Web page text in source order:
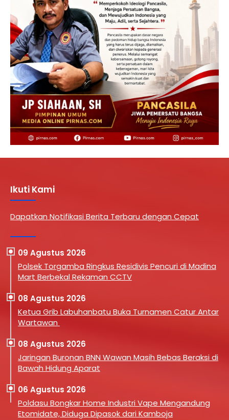
Ikuti Kami
Dapatkan Notifikasi Berita Terbaru dengan Cepat
09 Agustus 2026
Polsek Torgamba Ringkus Residivis Pencuri di Madina
Mart Berbekal Rekaman CCTV
08 Agustus 2026
Ketua Grib Labuhanbatu Buka Turnamen Catur Antar
Wartawan
08 Agustus 2026
Jaringan Buronan BNN Wawan Masih Bebas Beraksi di
Bawah Hidung Aparat
06 Agustus 2026
Poldasu Bongkar Home Industri Vape Mengandung
Etomidate, Diduga Dipasok dari Kamboja